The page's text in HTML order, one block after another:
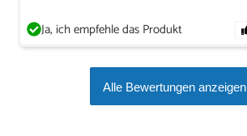
Ja, ich empfehle das Produkt
Alle Bewertungen anzeigen